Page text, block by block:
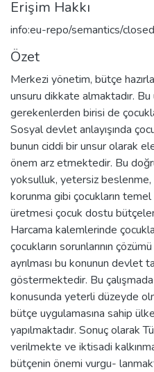
Erişim Hakkı
info:eu-repo/semantics/
Özet
Merkezi yönetim, bütçe
unsuru dikkate almaktadır. Bu
gerekenlerden birisi de
Sosyal devlet anlayışında
bunun ciddi bir unsur olarak
önem arz etmektedir. Bu
yoksulluk, yetersiz beslenme,
korunma gibi çocukların
üretmesi çocuk dostu
Harcama kalemlerinde
çocukların sorunlarının
ayrılması bu konunun devlet
göstermektedir. Bu
konusunda yeterli düzeyde
bütçe uygulamasına sahip
yapılmaktadır. Sonuç olarak
verilmekte ve iktisadi
bütçenin önemi vurgu-